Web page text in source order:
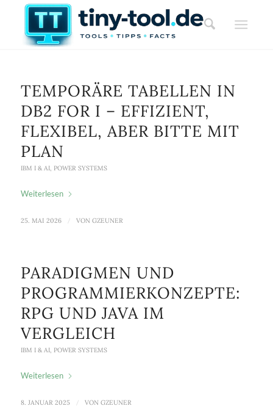
TEMPORÄRE TABELLEN IN
DB2 FOR I – EFFIZIENT,
FLEXIBEL, ABER BITTE MIT
PLAN
IBM I & AI, POWER SYSTEMS
Weiterlesen
25. MAI 2026 / VON GZEUNER
PARADIGMEN UND
PROGRAMMIERKONZEPTE:
RPG UND JAVA IM
VERGLEICH
IBM I & AI, POWER SYSTEMS
Weiterlesen
8. JANUAR 2025 / VON GZEUNER